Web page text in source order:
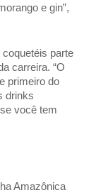
e gin”,
parte
carreira. “O
primeiro do
drinks
você tem
Amazônica